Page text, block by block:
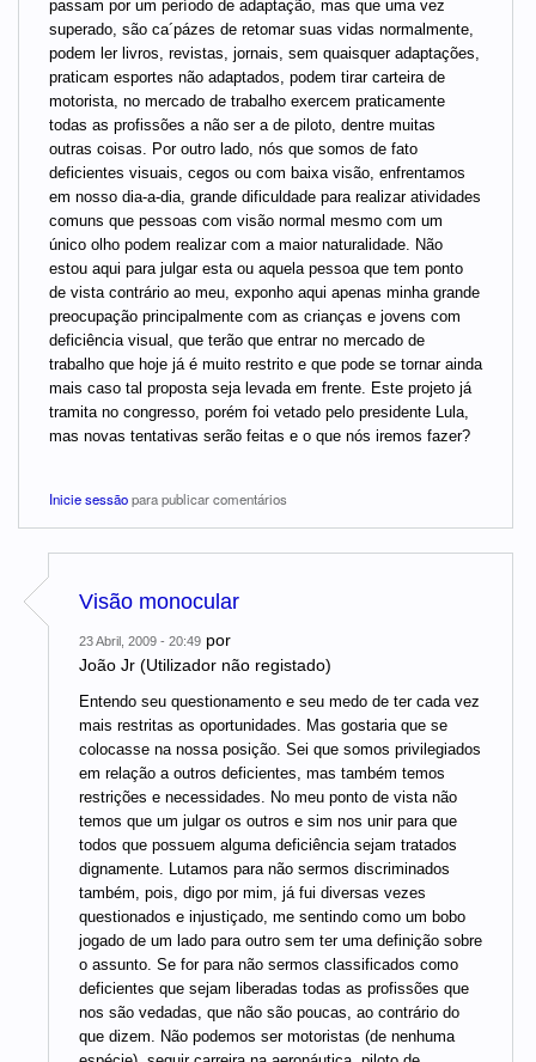
passam por um período de adaptação, mas que uma vez
superado, são ca´pázes de retomar suas vidas normalmente,
podem ler livros, revistas, jornais, sem quaisquer adaptações,
praticam esportes não adaptados, podem tirar carteira de
motorista, no mercado de trabalho exercem praticamente
todas as profissões a não ser a de piloto, dentre muitas
outras coisas. Por outro lado, nós que somos de fato
deficientes visuais, cegos ou com baixa visão, enfrentamos
em nosso dia-a-dia, grande dificuldade para realizar atividades
comuns que pessoas com visão normal mesmo com um
único olho podem realizar com a maior naturalidade. Não
estou aqui para julgar esta ou aquela pessoa que tem ponto
de vista contrário ao meu, exponho aqui apenas minha grande
preocupação principalmente com as crianças e jovens com
deficiência visual, que terão que entrar no mercado de
trabalho que hoje já é muito restrito e que pode se tornar ainda
mais caso tal proposta seja levada em frente. Este projeto já
tramita no congresso, porém foi vetado pelo presidente Lula,
mas novas tentativas serão feitas e o que nós iremos fazer?
Inicie sessãopara publicar comentários
Visão monocular
23 Abril, 2009 - 20:49 por
João Jr (Utilizador não registado)
Entendo seu questionamento e seu medo de ter cada vez
mais restritas as oportunidades. Mas gostaria que se
colocasse na nossa posição. Sei que somos privilegiados
em relação a outros deficientes, mas também temos
restrições e necessidades. No meu ponto de vista não
temos que um julgar os outros e sim nos unir para que
todos que possuem alguma deficiência sejam tratados
dignamente. Lutamos para não sermos discriminados
também, pois, digo por mim, já fui diversas vezes
questionados e injustiçado, me sentindo como um bobo
jogado de um lado para outro sem ter uma definição sobre
o assunto. Se for para não sermos classificados como
deficientes que sejam liberadas todas as profissões que
nos são vedadas, que não são poucas, ao contrário do
que dizem. Não podemos ser motoristas (de nenhuma